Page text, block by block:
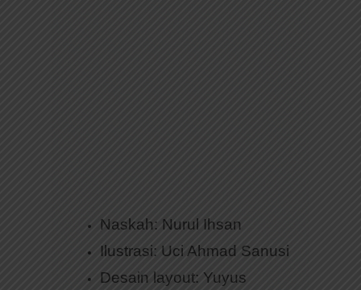
Naskah: Nurul Ihsan
Ilustrasi: Uci Ahmad Sanusi
Desain layout: Yuyus